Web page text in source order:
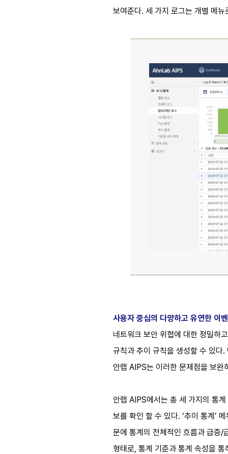
보여준다. 세 가지 로그는 개별 메
사용자 중심의 다양하고 유연한 이
네트워크 보안 위협에 대한 정밀하
규칙과 추이 규칙을 생성할 수 있다
안랩 AIPS는 이러한 문제점을 보
안랩 AIPS에서는 총 세 가지의 통
보를 확인 할 수 있다. ‘추이 통계’
문에 통계의 전체적인 흐름과 급증/
형태로, 통계 기준과 통계 속성을